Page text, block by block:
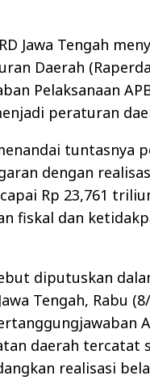
Jawa Tengah
Daerah
Pelaksanaan
peraturan
tuntasnya
dengan
Rp 23,761
fiskal dan
diputuskan
Tengah, Rabu
daerah tercatat
realisasi